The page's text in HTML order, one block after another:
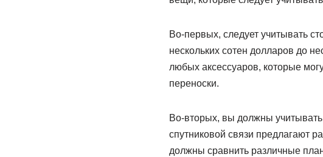
Во-первых, следует учитывать
нескольких сотен долларов до
любых аксессуаров, которые
переноски.
Во-вторых, вы должны
спутниковой связи предлагают
должны сравнить различные